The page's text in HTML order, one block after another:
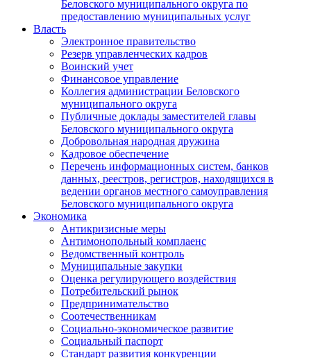
Беловского муниципального округа по
предоставлению муниципальных услуг
Власть
Электронное правительство
Резерв управленческих кадров
Воинский учет
Финансовое управление
Коллегия администрации Беловского
муниципального округа
Публичные доклады заместителей главы
Беловского муниципального округа
Добровольная народная дружина
Кадровое обеспечение
Перечень информационных систем, банков
данных, реестров, регистров, находящихся в
ведении органов местного самоуправления
Беловского муниципального округа
Экономика
Антикризисные меры
Антимонопольный комплаенс
Ведомственный контроль
Муниципальные закупки
Оценка регулирующего воздействия
Потребительский рынок
Предпринимательство
Соотечественникам
Социально-экономическое развитие
Социальный паспорт
Стандарт развития конкуренции